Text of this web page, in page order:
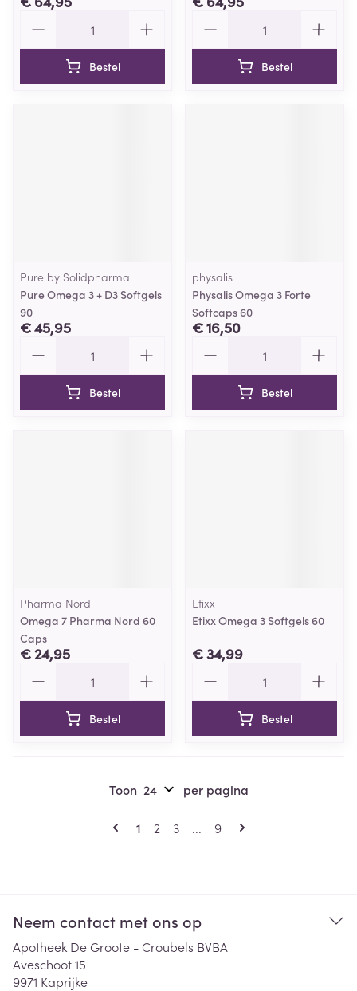
Bestel Bestel
Pure by Solidpharma
Pure Omega 3 + D3 Softgels
90
€ 45,95
Bestel
physalis
Physalis Omega 3 Forte
Softcaps 60
€ 16,50
Bestel
Pharma Nord
Omega 7 Pharma Nord 60
Caps
€ 24,95
Bestel
Etixx
Etixx Omega 3 Softgels 60
€ 34,99
Bestel
Pagina's
U lees momenteel pagina
1 Pagina
2 Pagina
3 ... Pagina
9
Toon per pagina
Neem contact met ons op
Apotheek De Groote - Croubels BVBA
Aveschoot 15
9971 Kaprijke